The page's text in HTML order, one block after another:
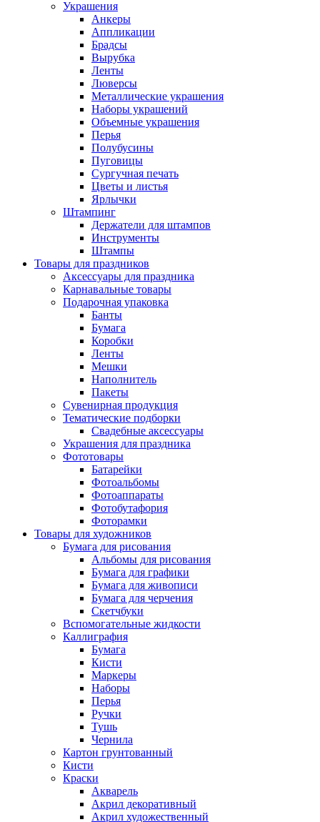
Украшения
Анкеры
Аппликации
Брадсы
Вырубка
Ленты
Люверсы
Металлические украшения
Наборы украшений
Объемные украшения
Перья
Полубусины
Пуговицы
Сургучная печать
Цветы и листья
Ярлычки
Штампинг
Держатели для штампов
Инструменты
Штампы
Товары для праздников
Аксессуары для праздника
Карнавальные товары
Подарочная упаковка
Банты
Бумага
Коробки
Ленты
Мешки
Наполнитель
Пакеты
Сувенирная продукция
Тематические подборки
Свадебные аксессуары
Украшения для праздника
Фототовары
Батарейки
Фотоальбомы
Фотоаппараты
Фотобутафория
Фоторамки
Товары для художников
Бумага для рисования
Альбомы для рисования
Бумага для графики
Бумага для живописи
Бумага для черчения
Скетчбуки
Вспомогательные жидкости
Каллиграфия
Бумага
Кисти
Маркеры
Наборы
Перья
Ручки
Тушь
Чернила
Картон грунтованный
Кисти
Краски
Акварель
Акрил декоративный
Акрил художественный